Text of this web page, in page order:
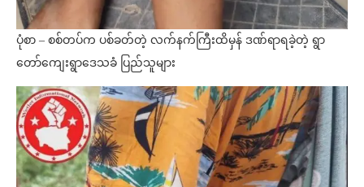
ပုံစာ – စစ်တပ်က ပစ်ခတ်တဲ့ လက်နက်ကြီးထိမှန် ဒဏ်ရာရခဲ့တဲ့ ရွာ
တော်ကျေးရွာဒေသခံ ပြည်သူများ